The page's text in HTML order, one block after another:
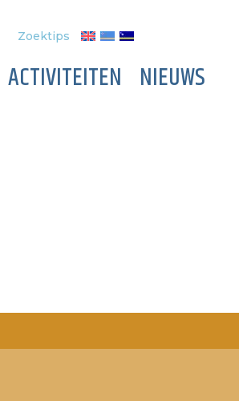
Zoektips
ACTIVITEITEN NIEUWS